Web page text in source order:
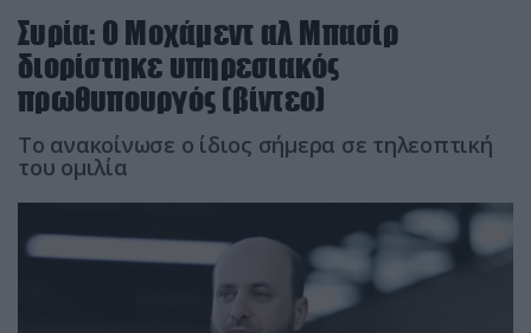
Συρία: Ο Μοχάμεντ αλ Μπασίρ
διορίστηκε υπηρεσιακός
πρωθυπουργός (βίντεο)
Το ανακοίνωσε ο ίδιος σήμερα σε τηλεοπτική
του ομιλία